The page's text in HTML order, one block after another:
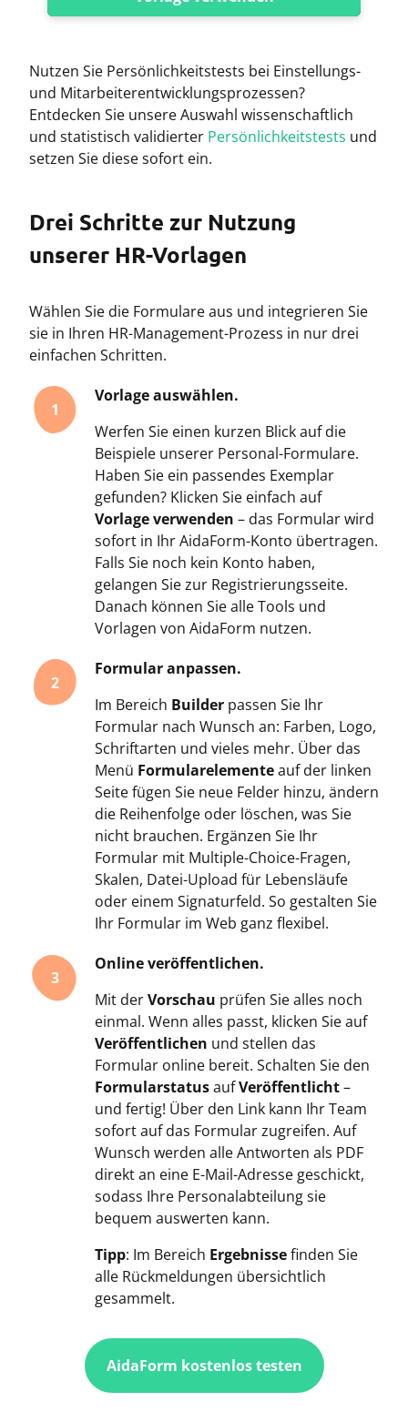
Nutzen Sie Persönlichkeitstests bei Einstellungs-
und Mitarbeiterentwicklungsprozessen?
Entdecken Sie unsere Auswahl wissenschaftlich
und statistisch validierter Persönlichkeitstests und
setzen Sie diese sofort ein.
Drei Schritte zur Nutzung
unserer HR-Vorlagen
Wählen Sie die Formulare aus und integrieren Sie
sie in Ihren HR-Management-Prozess in nur drei
einfachen Schritten.
1
Vorlage auswählen.
Werfen Sie einen kurzen Blick auf die
Beispiele unserer Personal-Formulare.
Haben Sie ein passendes Exemplar
gefunden? Klicken Sie einfach auf
Vorlage verwenden – das Formular wird
sofort in Ihr AidaForm-Konto übertragen.
Falls Sie noch kein Konto haben,
gelangen Sie zur Registrierungsseite.
Danach können Sie alle Tools und
Vorlagen von AidaForm nutzen.
2
Formular anpassen.
Im Bereich Builder passen Sie Ihr
Formular nach Wunsch an: Farben, Logo,
Schriftarten und vieles mehr. Über das
Menü Formularelementeauf der linken
Seite fügen Sie neue Felder hinzu, ändern
die Reihenfolge oder löschen, was Sie
nicht brauchen. Ergänzen Sie Ihr
Formular mit Multiple-Choice-Fragen,
Skalen, Datei-Upload für Lebensläufe
oder einem Signaturfeld. So gestalten Sie
Ihr Formular im Web ganz flexibel.
3
Online veröffentlichen.
Mit derVorschau prüfen Sie alles noch
einmal. Wenn alles passt, klicken Sie auf
Veröffentlichen und stellen das
Formular online bereit. Schalten Sie den
FormularstatusaufVeröffentlicht–
und fertig! Über den Link kann Ihr Team
sofort auf das Formular zugreifen. Auf
Wunsch werden alle Antworten als PDF
direkt an eine E-Mail-Adresse geschickt,
sodass Ihre Personalabteilung sie
bequem auswerten kann.
Tipp: Im Bereich Ergebnissefinden Sie
alle Rückmeldungen übersichtlich
gesammelt.
AidaForm kostenlos testen